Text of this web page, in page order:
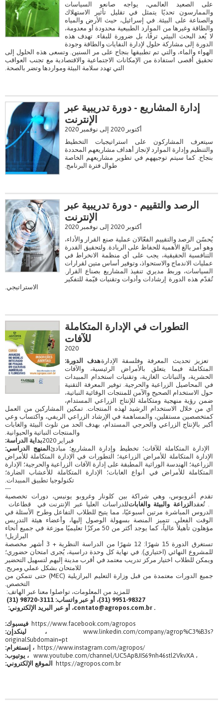
على الصعيد العالمي، يواجه صانعو السياسات
والممارسون تحديًا يتمثل في تقليل تأثير الاستهلاك
والصناعة على البيئة. في إسرائيل، حيث الأرض والمياه
والطاقة وغيرها من الموارد الطبيعية محدودة أو معدومة،
لا يُعد البحث البيئي ترفًا، بل ضرورة للبقاء. تهدف هذه
الدورة إلى مشاركة حلول لإدارة النفايات والطاقة وجودة
الهواء والماء، والتي تم تطبيقها بنجاح على مر السنين. وتسعى هذه الحلول إلى
تحقيق أقصى استفادة من الإمكانات الاجتماعية والاقتصادية مع تجنب العواقب
التي تهدد سلامة البيئة ومواردها وتضر بالصحة.
إدارة المشاريع - دورة تدريبية عبر
الإنترنت
أكتوبر 2020 إلى نوفمبر 2020
سيتعرف المشاركون على استراتيجيات التخطيط
والتنظيم وإدارة الموارد لإنجاز أهداف مشاريعهم المحددة
بنجاح. كما سيتم توجيههم في تطوير مشاريعهم الخاصة
طوال فترة البرنامج.
الرصد والتقييم - دورة تدريبية عبر
الإنترنت
أكتوبر 2020 إلى نوفمبر 2020
يُحسّن الرصد والتقييم الفعّالان عملية صنع القرار والأداء،
وهو أمر بالغ الأهمية للحفاظ على الريادة. ولتحقيق القدرة
التنافسية الحقيقية، يجب على أي منظمة الانخراط في
عمليات الاندماج والاستحواذ، وتوفير أساس متين لقرارات
السياسات، وربط مديري تنفيذ المشاريع بصناع القرار.
تُقدّم هذه الدورة إرشادات وأدوات وتقنيات قيّمة للتفكير
الاستراتيجي.
التطورات في الإدارة المتكاملة
للآفات
2020
هدف الدورة:تعزيز تحديث المعرفة وفلسفة الإدارة
المتكاملة فيما يتعلق بالأمراض الرئيسية، والآفات
الحشرية، والنباتات الغازية، وتقنيات استخدام المبيدات
في المحاصيل الزراعية والحرجية. توفير المعرفة التقنية
حول الاستخدام الصحيح والآمن للمنتجات الوقائية النباتية،
ضمن رؤية منهجية ومتكاملة للإنتاج الزراعي المستدام،
أي من خلال الاستخدام الرشيد لهذه المنتجات. تمكين المشاركين من العمل
كمتخصصين مستقلين، والمساهمة في الإرشاد الزراعي الريفي، واكتساب وعي
أكبر بالإنتاج الزراعي والحرجي المستدام، بهدف الحد من تلوث البيئة والغابات
والمنتجات النباتية والحيوانية.
بداية الدراسة:
فبراير 2020
المنهج الدراسي:الإدارة المتكاملة للآفات؛ تخطيط وإدارة المشاريع؛ مبادئ
الإدارة المتكاملة للأمراض الزراعية؛ التطورات في الإدارة المتكاملة للأمراض
الزراعية؛ الهندسة الوراثية المطبقة على إدارة الآفات الزراعية والحرجية؛ الإدارة
المتكاملة للأمراض في أنواع الغابات؛ الإدارة المتكاملة للأعشاب الضارة؛
تكنولوجيا تطبيق المبيدات.
---
تقدم أغروبوس، وهي شراكة بين كلونار وغروبو يونيس، دورات تخصصية
للدراسات العليا عبر الإنترنت في قطاعاتالزراعة والبيئة والغابات . تُعقد
الدروس المباشرة مرتين أسبوعيًا، مما يتيح للطلاب التفاعل وطرح الأسئلة في
الوقت الفعلي. تتميز المنصة بسهولة الوصول إليها، وأعضاء هيئة التدريس
مؤهلون تأهيلاً عالياً، كما يوجد أكثر من 50 مركزًا تعليميًا موزعة في جميع أنحاء
البرازيل!
تستغرق الدورة 15 شهرًا: 12 شهرًا من الدراسة النظرية + 3 أشهر مخصصة
للمشروع النهائي (اختياري). في نهاية كل وحدة دراسية، يُجرى امتحان حضوري؛
ويمكن للطلاب اختيار مركز تدريب معتمد في أقرب مدينة إليهم لتسهيل التحضير
للامتحان بشكل عملي ومريح.
جميع الدورات معتمدة من قبل وزارة التعليم البرازيلية (MEC) حتى تتمكن من
التخصص.
للمزيد من المعلومات، تواصلوا معنا عبر الهاتف:
9951-98327 (31)، أو عبر واتساب: 3111-98720 (31)
، أو عبر البريد الإلكتروني:contato@agropos.com.br .
فيسبوك: https://www.facebook.com/agropos
، لينكدإن:www.linkedin.com/company/agrop%C3%B3s?
originalSubdomain=pt
، إنستغرام: https://www.instagram.com/agropos/
، يوتيوب: www.youtube.com/channel/UC5Ap8JIS69nh46stl2VkvXA ،
الموقع الإلكتروني:
https://agropos.com.br